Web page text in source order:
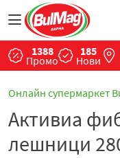
1388
Промо
185
Нови
Онлайн супермаркет
Активиа
лешници